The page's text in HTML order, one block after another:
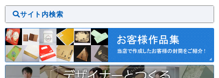
サイト内検索